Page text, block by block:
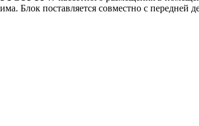
Блок поставляется совместно с передней